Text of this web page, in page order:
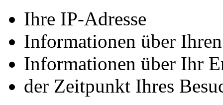
Ihre IP-Adresse
Informationen über
Informationen über Ihr
der Zeitpunkt Ihres